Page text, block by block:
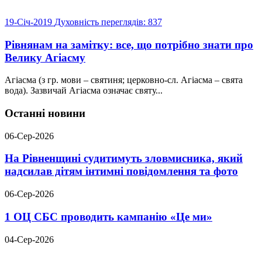
19-Січ-2019 Духовність переглядів: 837
Рівнянам на замітку: все, що потрібно знати про
Велику Агіасму
Агіасма (з гр. мови – святиня; церковно-сл. Агіасма – свята
вода). Зазвичай Агіасма означає святу...
Останні новини
06-Сер-2026
На Рівненщині судитимуть зловмисника, який
надсилав дітям інтимні повідомлення та фото
06-Сер-2026
1 ОЦ СБС проводить кампанію «Це ми»
04-Сер-2026